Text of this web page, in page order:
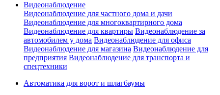
Видеонаблюдение
Видеонаблюдение для частного дома и дачи
Видеонаблюдение для многоквартирного дома
Видеонаблюдение для квартиры Видеонаблюдение за
автомобилем у дома Видеонаблюдение для офиса
Видеонаблюдение для магазина Видеонаблюдение для
предприятия Видеонаблюдение для транспорта и
спецтехники
Автоматика для ворот и шлагбаумы